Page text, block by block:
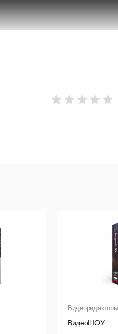
или области, добавление
художественных
iOS.
и анимации.
дальнейшего доступа к
темы для применения в
и вставку.
онлайн-видеокурс в
Видеоредакторы
ВидеоШОУ